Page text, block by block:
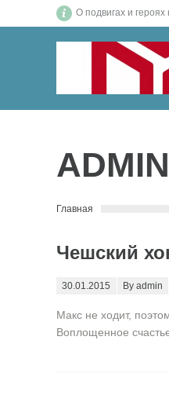
О подвигах и
ADMIN
You are here:
Главная
Чешский
Posted on
30.01.2015 By admin
Макс не ходит,
Воплощенное